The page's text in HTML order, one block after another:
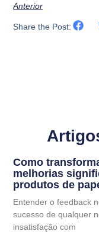
Anterior
Share the Post:
Como
melhorias
produtos de
Entender o feedback
sucesso de qualquer
insatisfação com